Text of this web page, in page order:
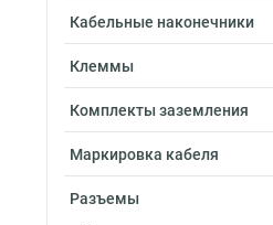
Кабельные наконечники
Клеммы
Комплекты заземления
Маркировка кабеля
Разъемы